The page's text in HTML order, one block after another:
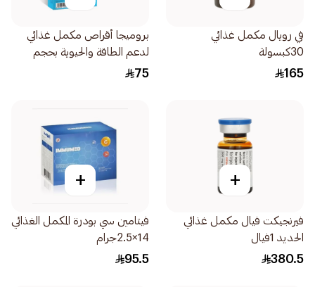
في رويال مكمل غذائي
30كبسولة
165
بروميجا أقراص مكمل غذائي
لدعم الطاقة والحيوية بحجم
صغير 15قرص
75
+
فيرنجيكت فيال مكمل غذائي
الحديد 1فيال
380.5
+
فيتامين سي بودرة المكمل الغذائي
14×2.5جرام
95.5